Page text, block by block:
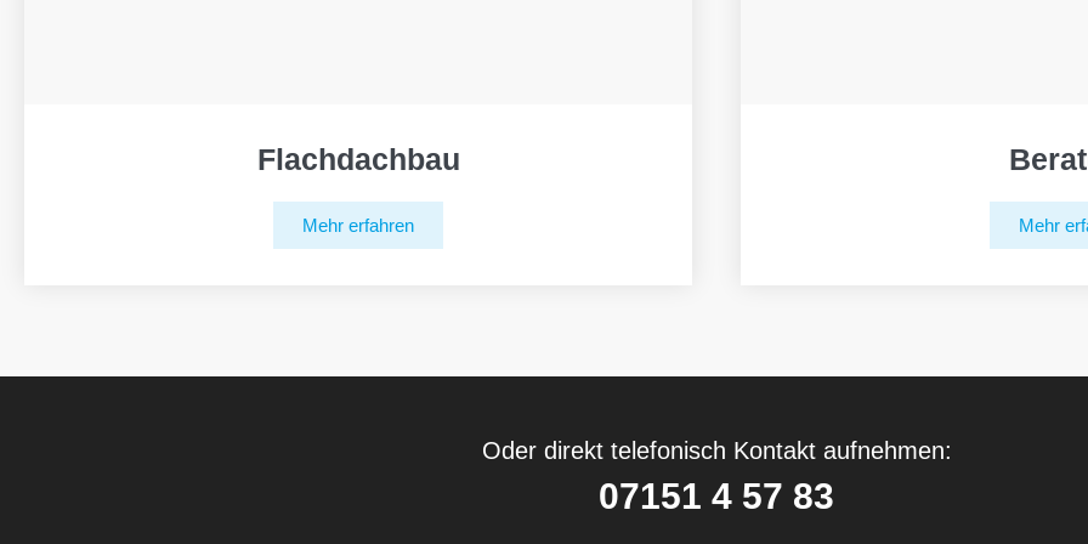
Flachdachbau
Mehr erfahren Mehr
Oder direkt telefonisch Kontakt aufnehmen:
07151 4 57 83